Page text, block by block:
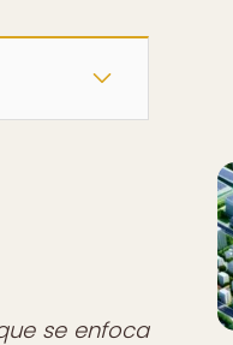
se enfoca